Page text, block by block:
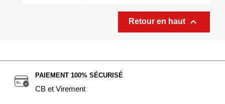
Retour en haut 
PAIEMENT 100% SÉCURISÉ
CB et Virement